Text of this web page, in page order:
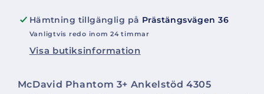
Hämtning tillgänglig på Prästängsvägen 36
Vanligtvis redo inom 24 timmar
Visa butiksinformation
McDavid Phantom 3+ Ankelstöd 4305